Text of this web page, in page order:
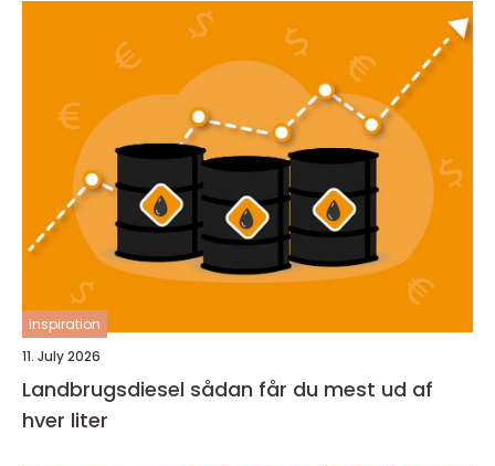
inspiration
11. July 2026
Landbrugsdiesel sådan får du mest ud af
hver liter